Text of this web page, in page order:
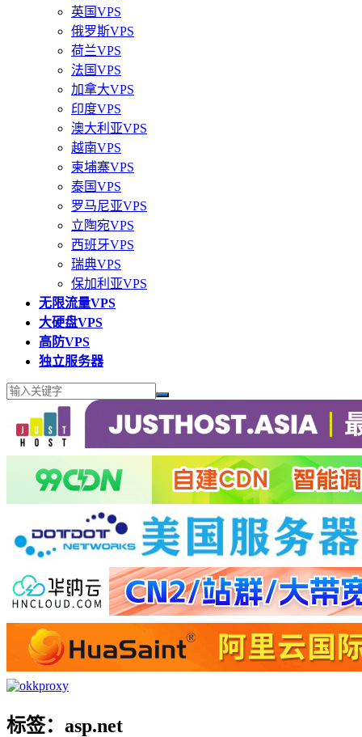
英国VPS
俄罗斯VPS
荷兰VPS
法国VPS
加拿大VPS
印度VPS
澳大利亚VPS
越南VPS
柬埔寨VPS
泰国VPS
罗马尼亚VPS
立陶宛VPS
西班牙VPS
瑞典VPS
保加利亚VPS
无限流量VPS
大硬盘VPS
高防VPS
独立服务器
标签：asp.net